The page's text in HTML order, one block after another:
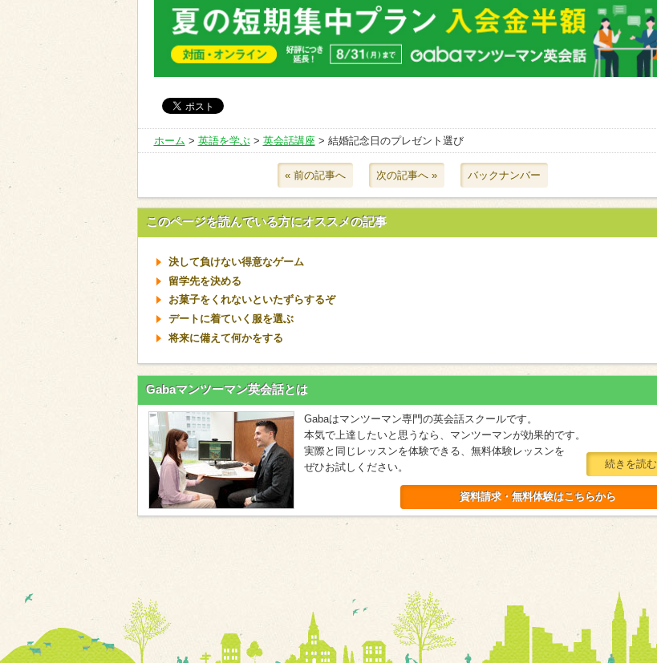
ホーム > 英語を学ぶ> 英会話講座> 結婚記念日のプレゼント選び
« 前の記事へ 次の記事へ » バックナンバー
このページを読んでいる方にオススメの記事
決して負けない得意なゲーム
留学先を決める
お菓子をくれないといたずらするぞ
デートに着ていく服を選ぶ
将来に備えて何かをする
Gabaマンツーマン英会話とは
Gabaはマンツーマン専門の英会話スクールです。
本気で上達したいと思うなら、マンツーマンが効果的です。
実際と同じレッスンを体験できる、無料体験レッスンを
ぜひお試しください。
続きを読む
資料請求・無料体験はこちらから